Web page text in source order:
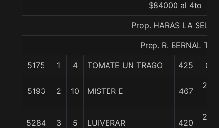
$84000 al 4to
Prop. HARAS LA SELVA
Prep. R. BERNAL T.
5175 1 4 TOMATE UN TRAGO 425 0/0
5193 2 10 MISTER E 467
2 1/
5284 3 5 LUIVERAR 420
2 1/